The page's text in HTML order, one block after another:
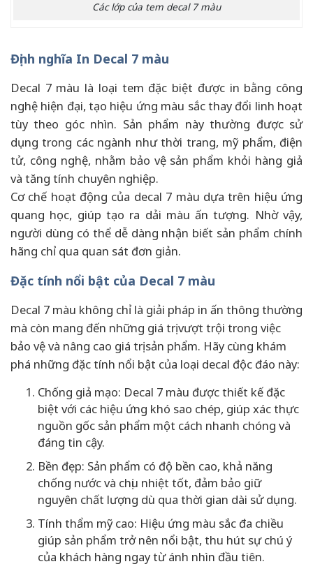
Các lớp của tem decal 7 màu
Định nghĩa In Decal 7 màu
Decal 7 màu là loại tem đặc biệt được in bằng công
nghệ hiện đại, tạo hiệu ứng màu sắc thay đổi linh hoạt
tùy theo góc nhìn. Sản phẩm này thường được sử
dụng trong các ngành như thời trang, mỹ phẩm, điện
tử, công nghệ, nhằm bảo vệ sản phẩm khỏi hàng giả
và tăng tính chuyên nghiệp.
Cơ chế hoạt động của decal 7 màu dựa trên hiệu ứng
quang học, giúp tạo ra dải màu ấn tượng. Nhờ vậy,
người dùng có thể dễ dàng nhận biết sản phẩm chính
hãng chỉ qua quan sát đơn giản.
Đặc tính nổi bật của Decal 7 màu
Decal 7 màu không chỉ là giải pháp in ấn thông thường
mà còn mang đến những giá trị vượt trội trong việc
bảo vệ và nâng cao giá trị sản phẩm. Hãy cùng khám
phá những đặc tính nổi bật của loại decal độc đáo này:
Chống giả mạo: Decal 7 màu được thiết kế đặc
biệt với các hiệu ứng khó sao chép, giúp xác thực
nguồn gốc sản phẩm một cách nhanh chóng và
đáng tin cậy.
Bền đẹp: Sản phẩm có độ bền cao, khả năng
chống nước và chịu nhiệt tốt, đảm bảo giữ
nguyên chất lượng dù qua thời gian dài sử dụng.
Tính thẩm mỹ cao: Hiệu ứng màu sắc đa chiều
giúp sản phẩm trở nên nổi bật, thu hút sự chú ý
của khách hàng ngay từ ánh nhìn đầu tiên.